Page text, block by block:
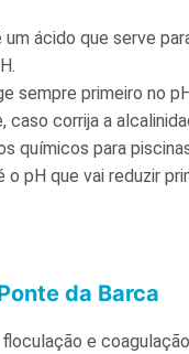
um ácido que serve
sempre primeiro no
caso corrija a
químicos para
o pH que vai reduzir
da Barca
e